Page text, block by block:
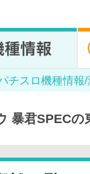
チスロ機種情報
暴君SPECの